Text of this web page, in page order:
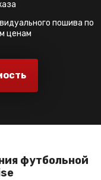
пошива по
ценам
футбольной